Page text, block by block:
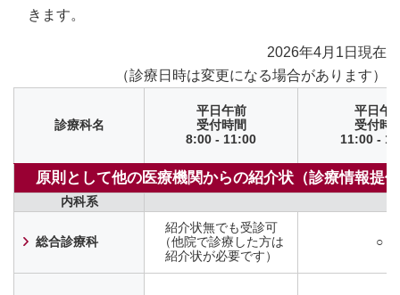
きます。
2026年4月1日現在
（診療日時は変更になる場合があります）
診療科名
平日午前
受付時間
8:00 - 11:00
平日午
受付時
11:00 -
原則として他の医療機関からの紹介状（診療情報提
内科系
総合診療科
紹介状無でも受診可
（他院で診療した方は
紹介状が必要です）
○